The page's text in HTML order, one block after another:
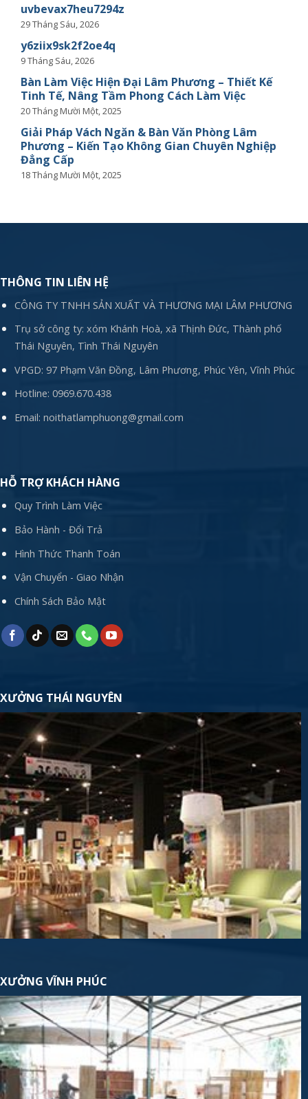
uvbevax7heu7294z
29 Tháng Sáu, 2026
y6ziix9sk2f2oe4q
9 Tháng Sáu, 2026
Bàn Làm Việc Hiện Đại Lâm Phương – Thiết Kế
Tinh Tế, Nâng Tầm Phong Cách Làm Việc
20 Tháng Mười Một, 2025
Giải Pháp Vách Ngăn & Bàn Văn Phòng Lâm
Phương – Kiến Tạo Không Gian Chuyên Nghiệp
Đẳng Cấp
18 Tháng Mười Một, 2025
THÔNG TIN LIÊN HỆ
CÔNG TY TNHH SẢN XUẤT VÀ THƯƠNG MẠI LÂM PHƯƠNG
Trụ sở công ty: xóm Khánh Hoà, xã Thịnh Đức, Thành phố
Thái Nguyên, Tình Thái Nguyên
VPGD: 97 Phạm Văn Đồng, Lâm Phương, Phúc Yên, Vĩnh Phúc
Hotline: 0969.670.438
Email: noithatlamphuong@gmail.com
HỖ TRỢ KHÁCH HÀNG
Quy Trình Làm Việc
Bảo Hành - Đổi Trả
Hình Thức Thanh Toán
Vận Chuyển - Giao Nhận
Chính Sách Bảo Mật
XƯỞNG THÁI NGUYÊN
XƯỞNG VĨNH PHÚC